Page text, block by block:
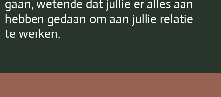
gaan, wetende dat jullie er alles aan
hebben gedaan om aan jullie relatie
te werken.